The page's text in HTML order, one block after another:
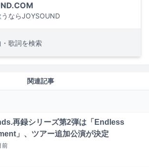
ならJOYSOUND
歌詞を検索
関連記事
再録シリーズ第2弾は「Endless
」、ツアー追加公演が決定
前